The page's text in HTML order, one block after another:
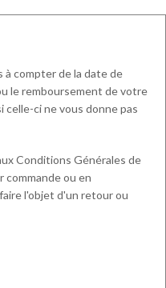
à compter de la date de
le remboursement de votre
celle-ci ne vous donne pas
Conditions Générales de
commande ou en
l'objet d'un retour ou